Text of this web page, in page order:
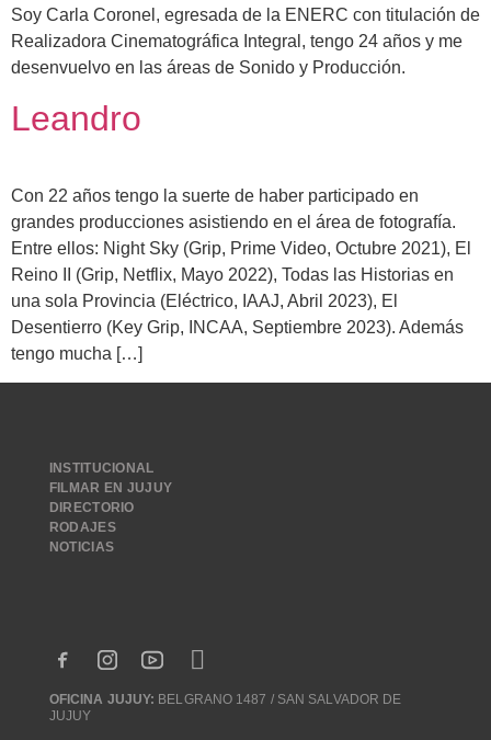
Soy Carla Coronel, egresada de la ENERC con titulación de
Realizadora Cinematográfica Integral, tengo 24 años y me
desenvuelvo en las áreas de Sonido y Producción.
Leandro
Con 22 años tengo la suerte de haber participado en
grandes producciones asistiendo en el área de fotografía.
Entre ellos: Night Sky (Grip, Prime Video, Octubre 2021), El
Reino II (Grip, Netflix, Mayo 2022), Todas las Historias en
una sola Provincia (Eléctrico, IAAJ, Abril 2023), El
Desentierro (Key Grip, INCAA, Septiembre 2023). Además
tengo mucha […]
INSTITUCIONAL
FILMAR EN JUJUY
DIRECTORIO
RODAJES
NOTICIAS
OFICINA JUJUY: BELGRANO 1487 / SAN SALVADOR DE
JUJUY